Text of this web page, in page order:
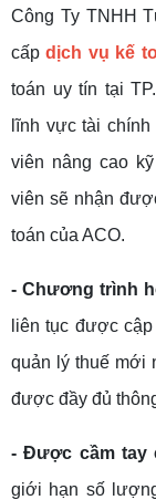
Công Ty TNHH
cấpdịch vụ kế
toán uy tín tại
lĩnh vực tài
viên nâng cao
viên sẽ nhận
toán của ACO.
- Chương trình
liên tục được
quản lý thuế mới
được đầy đủ
- Được cầm tay
giới hạn số